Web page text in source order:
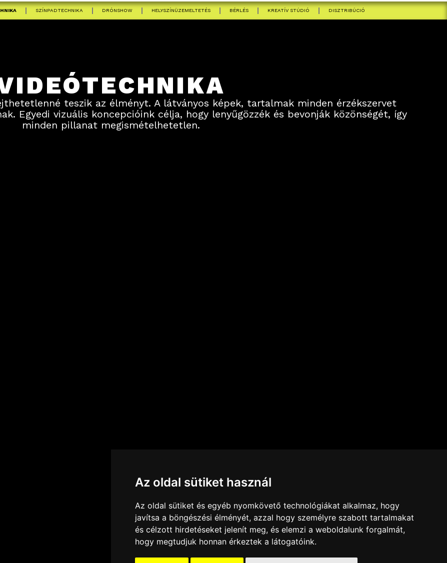
Az oldal sütiket használ
Az oldal sütiket és egyéb nyomkövető technológiákat alkalmaz, hogy
javítsa a böngészési élményét, azzal hogy személyre szabott tartalmakat
és célzott hirdetéseket jelenít meg, és elemzi a weboldalunk forgalmát,
hogy megtudjuk honnan érkeztek a látogatóink.
SZÍNPADTECHNIKA DRÓNSHOW HELYSZÍNÜZEMELTETÉS BÉRLÉS KREATÍV STÚDIÓ DISZTRIBÚCIÓ
teszik az élményt. A látványos képek, tartalmak minden érzékszervet
Egyedi vizuális koncepcióink célja, hogy lenyűgözzék és bevonják közönségét, így
minden pillanat megismételhetetlen.